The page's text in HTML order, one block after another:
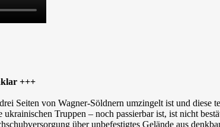
+++
Seiten von Wagner-Söldnern umzingelt ist und diese
Truppen – noch passierbar ist, ist nicht
über unbefestigtes Gelände aus